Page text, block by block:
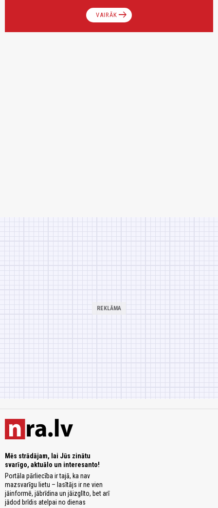
VAIRĀK arrow_right_alt
Mēs strādājam, lai Jūs zinātu
svarīgo, aktuālo un interesanto!
Portāla pārliecība ir tajā, ka nav
mazsvarīgu lietu – lasītājs ir ne vien
jāinformē, jābrīdina un jāizglīto, bet arī
jādod brīdis atelpai no dienas